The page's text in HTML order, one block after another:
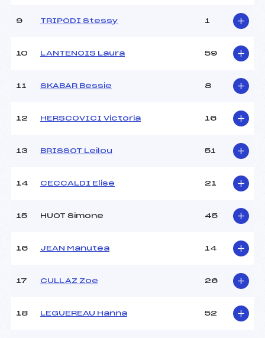
MINGUET (FRA)
Ouvreurs B :
Ouvreurs D :
Température arrivée :
9 TRIPODI Stessy 1
10 LANTENOIS Laura 59
11 SKABAR Bessie 8
12 HERSCOVICI Victoria 16
13 BRISSOT Leilou 51
14 CECCALDI Elise 21
15 HUOT Simone 45
16 JEAN Manutea 14
17 CULLAZ Zoe 26
18 LEGUEREAU Hanna 52